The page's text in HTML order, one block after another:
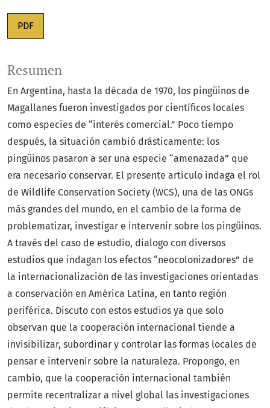
PDF
Resumen
En Argentina, hasta la década de 1970, los pingüinos de
Magallanes fueron investigados por científicos locales
como especies de “interés comercial.” Poco tiempo
después, la situación cambió drásticamente: los
pingüinos pasaron a ser una especie “amenazada” que
era necesario conservar. El presente artículo indaga el rol
de Wildlife Conservation Society (WCS), una de las ONGs
más grandes del mundo, en el cambio de la forma de
problematizar, investigar e intervenir sobre los pingüinos.
A través del caso de estudio, dialogo con diversos
estudios que indagan los efectos “neocolonizadores” de
la internacionalización de las investigaciones orientadas
a conservación en América Latina, en tanto región
periférica. Discuto con estos estudios ya que solo
observan que la cooperación internacional tiende a
invisibilizar, subordinar y controlar las formas locales de
pensar e intervenir sobre la naturaleza. Propongo, en
cambio, que la cooperación internacional también
permite recentralizar a nivel global las investigaciones